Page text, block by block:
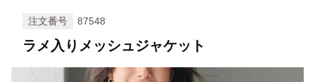
注文番号 87548
ラメ入りメッシュジャケット